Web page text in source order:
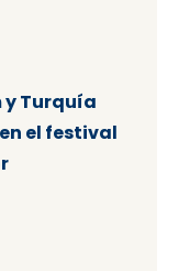
y Turquía
el festival